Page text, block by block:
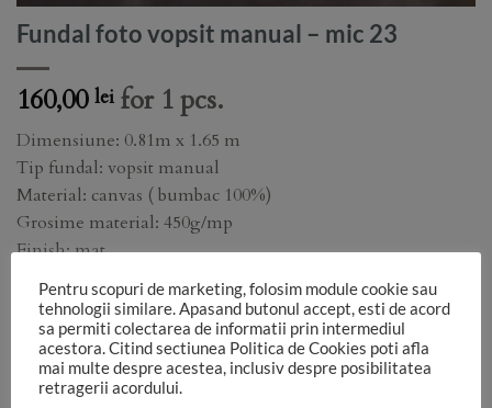
Fundal foto vopsit manual – mic 23
160,00 lei for 1 pcs.
Dimensiune: 0.81m x 1.65 m
Tip fundal: vopsit manual
Material: canvas ( bumbac 100%)
Grosime material: 450g/mp
Finish: mat
Intretinere: Dupa utilizare, fundalul se pastreaza rulat si
intins la orizontala. Nu se spala si nu se calca
Livrare: rulat, ambalat in carton ondulat, prin curier rapid.
Nuantele din fotografie pot sa difere in functie de lumina
Pentru scopuri de marketing, folosim module cookie sau
tehnologii similare. Apasand butonul accept, esti de acord
sa permiti colectarea de informatii prin intermediul
acestora. Citind sectiunea Politica de Cookies poti afla
mai multe despre acestea, inclusiv despre posibilitatea
retragerii acordului.